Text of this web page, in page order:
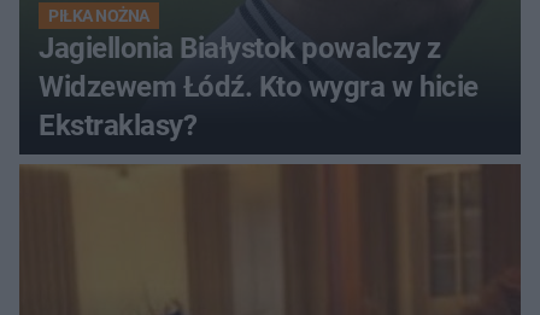
PIŁKA NOŻNA
Jagiellonia Białystok powalczy z
Widzewem Łódź. Kto wygra w hicie
Ekstraklasy?